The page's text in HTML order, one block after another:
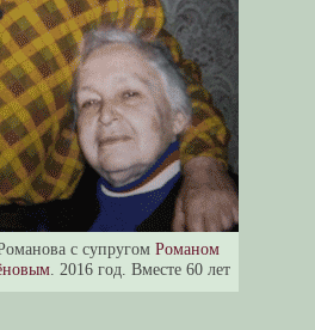
с супругом Романом
. 2016 год. Вместе 60 лет